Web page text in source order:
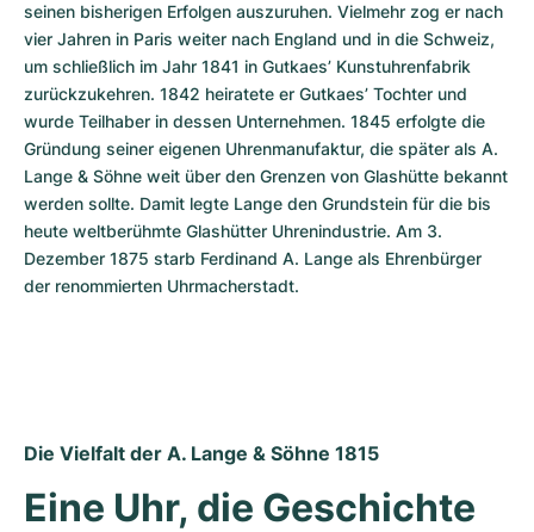
seinen bisherigen Erfolgen auszuruhen. Vielmehr zog er nach
vier Jahren in Paris weiter nach England und in die Schweiz,
um schließlich im Jahr 1841 in Gutkaes’ Kunstuhrenfabrik
zurückzukehren. 1842 heiratete er Gutkaes’ Tochter und
wurde Teilhaber in dessen Unternehmen. 1845 erfolgte die
Gründung seiner eigenen Uhrenmanufaktur, die später als A.
Lange & Söhne weit über den Grenzen von Glashütte bekannt
werden sollte. Damit legte Lange den Grundstein für die bis
heute weltberühmte Glashütter Uhrenindustrie. Am 3.
Dezember 1875 starb Ferdinand A. Lange als Ehrenbürger
der renommierten Uhrmacherstadt.
Die Vielfalt der A. Lange & Söhne 1815
Eine Uhr, die Geschichte